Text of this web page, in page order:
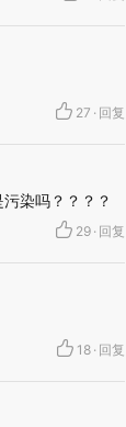
27 · 回复
染吗？？？？
29 · 回复
18 · 回复